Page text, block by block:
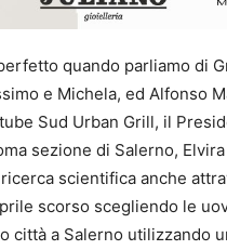
quando parliamo di
e Michela, ed Alfonso
Sud Urban Grill, il
sezione di Salerno,
scientifica anche
scorso scegliendo le
città a Salerno utilizzando